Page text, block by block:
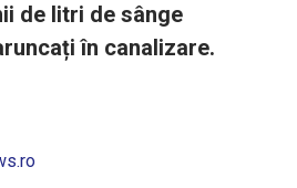
de litri de sânge
în canalizare.